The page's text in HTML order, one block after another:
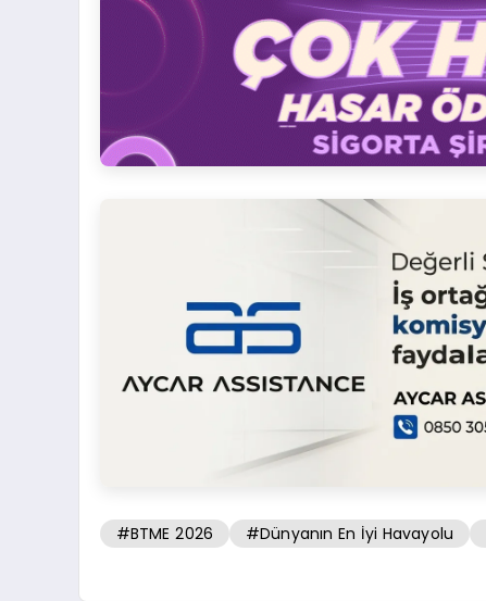
#BTME 2026 #Dünyanın En İyi Havayolu